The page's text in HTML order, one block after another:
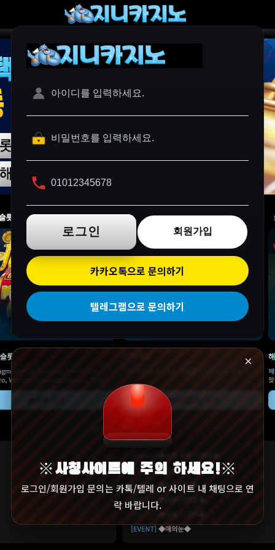
로그인 회원가입
카카오톡으로 문의하기
텔레그램으로 문의하기
×
※사칭사이트에 주의 하세요!※
로그인/회원가입 문의는 카톡/텔레 or 사이트 내 채팅으로 연
락 바랍니다.